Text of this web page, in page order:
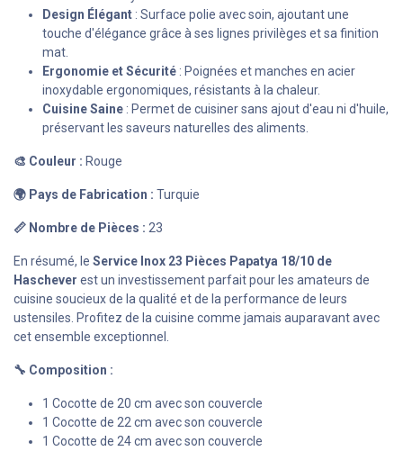
Design Élégant : Surface polie avec soin, ajoutant une
touche d'élégance grâce à ses lignes privilèges et sa finition
mat.
Ergonomie et Sécurité : Poignées et manches en acier
inoxydable ergonomiques, résistants à la chaleur.
Cuisine Saine : Permet de cuisiner sans ajout d'eau ni d'huile,
préservant les saveurs naturelles des aliments.
🎨 Couleur : Rouge
🌍 Pays de Fabrication : Turquie
📏 Nombre de Pièces : 23
En résumé, le Service Inox 23 Pièces Papatya 18/10 de
Haschever est un investissement parfait pour les amateurs de
cuisine soucieux de la qualité et de la performance de leurs
ustensiles. Profitez de la cuisine comme jamais auparavant avec
cet ensemble exceptionnel.
🔧 Composition :
1 Cocotte de 20 cm avec son couvercle
1 Cocotte de 22 cm avec son couvercle
1 Cocotte de 24 cm avec son couvercle